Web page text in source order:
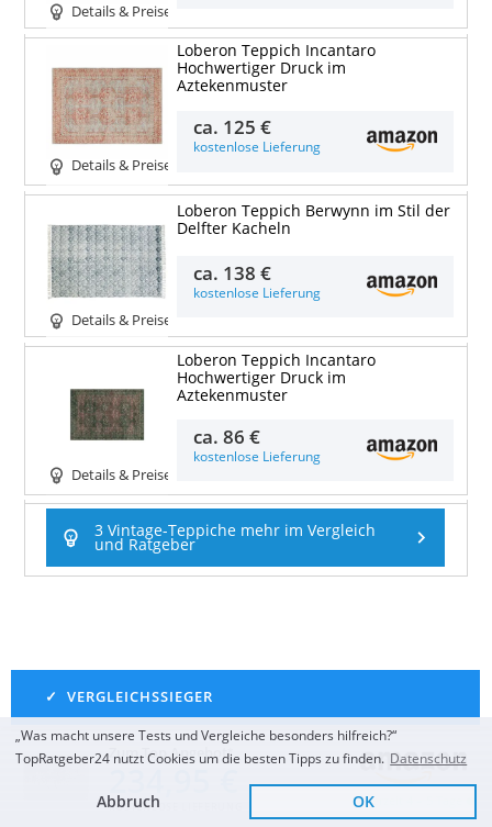
Zum Top Angebot
KOSTENLOSE LIEFERUNG Lieferzeit 4 – 5 Tage
Details & Preise
Details & Preise
Loberon Teppich Incantaro
Hochwertiger Druck im
Aztekenmuster
ca. 125 €
kostenlose Lieferung
Details & Preise
Loberon Teppich Berwynn im Stil der
Delfter Kacheln
ca. 138 €
kostenlose Lieferung
Details & Preise
Loberon Teppich Incantaro
Hochwertiger Druck im
Aztekenmuster
ca.86 €
kostenlose Lieferung
3 Vintage-Teppiche mehr im Vergleich
und Ratgeber
SEHR GUT (1,2)
Livabliss Asmara Vintage
groß 200x274 cm
„Was macht unsere Tests und Vergleiche besonders hilfreich?“
TopRatgeber24 nutzt Cookies um die besten Tipps zu finden. Datenschutz
Abbruch OK